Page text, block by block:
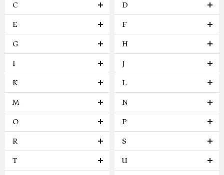
C D
E F
G H
I J
K L
M N
O P
R S
T U